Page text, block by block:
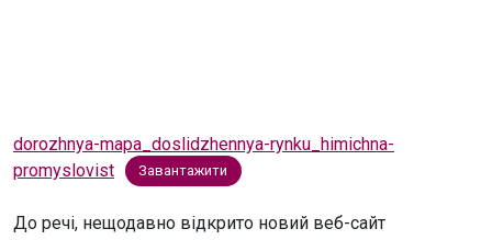
dorozhnya-mapa_doslidzhennya-rynku_himichna-
promyslovist
Завантажити
До речі, нещодавно відкрито новий веб-сайт